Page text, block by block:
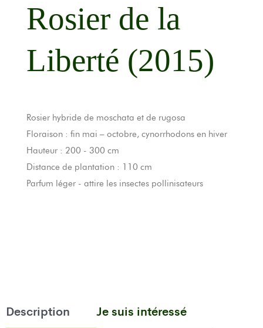
Rosier de la
Liberté (2015)
Rosier hybride de moschata et de rugosa
Floraison : fin mai – octobre, cynorrhodons en hiver
Hauteur : 200 - 300 cm
Distance de plantation : 110 cm
Parfum léger - attire les insectes pollinisateurs
Description Je suis intéressé